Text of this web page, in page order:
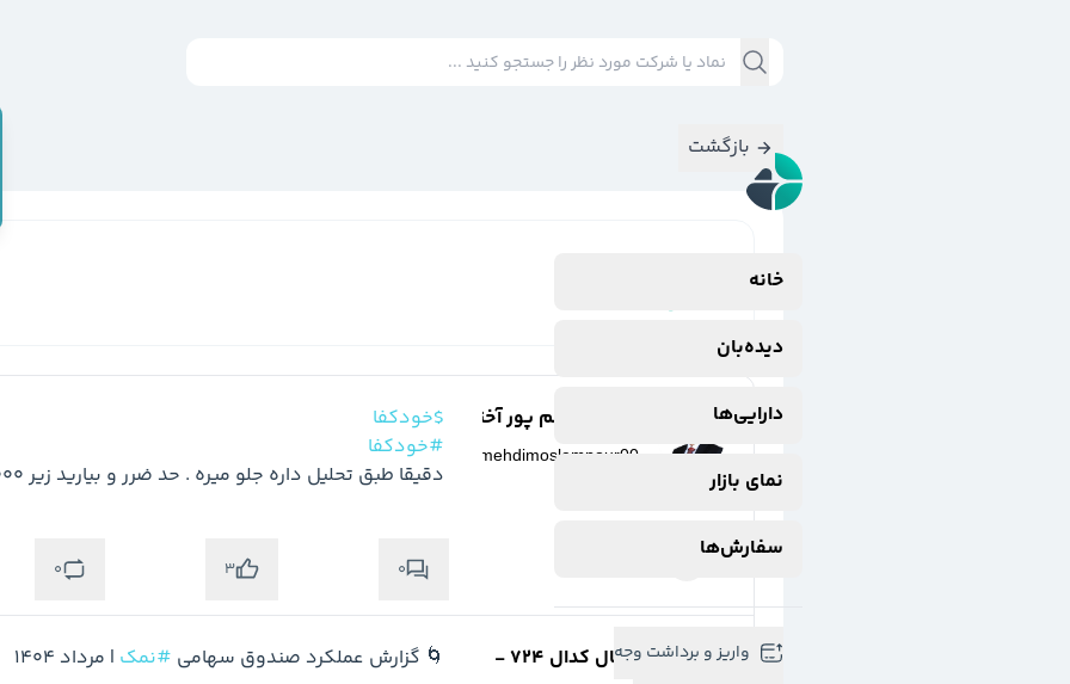
خانه
دیده‌بان
دارایی‌ها
نمای بازار
سفارش‌ها
واریز و برداشت وجه
بازگشت
مهدی مسلم پور آخته خانه
mehdimoslempour00
$خودکفا
#خودکفا
دقیقا طبق تحلیل داره جلو میره . حد ضرر و بیارید زیر 6000
0
3
0
کانال کدال 724 - 🌀 گزارش عملکرد صندوق سهامی #نمک